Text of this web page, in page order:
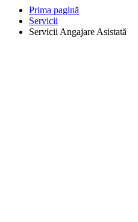
Prima pagină
Servicii
Servicii Angajare Asistată